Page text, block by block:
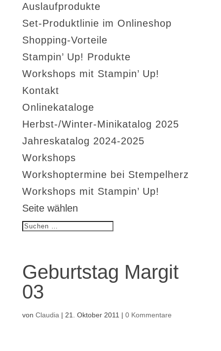
Auslaufprodukte
Set-Produktlinie im Onlineshop
Shopping-Vorteile
Stampin’ Up! Produkte
Workshops mit Stampin’ Up!
Kontakt
Onlinekataloge
Herbst-/Winter-Minikatalog 2025
Jahreskatalog 2024-2025
Workshops
Workshoptermine bei Stempelherz
Workshops mit Stampin’ Up!
Seite wählen
Geburtstag Margit
03
von Claudia | 21. Oktober 2011 | 0 Kommentare